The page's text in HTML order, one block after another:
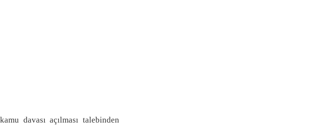
davası açılması talebinden